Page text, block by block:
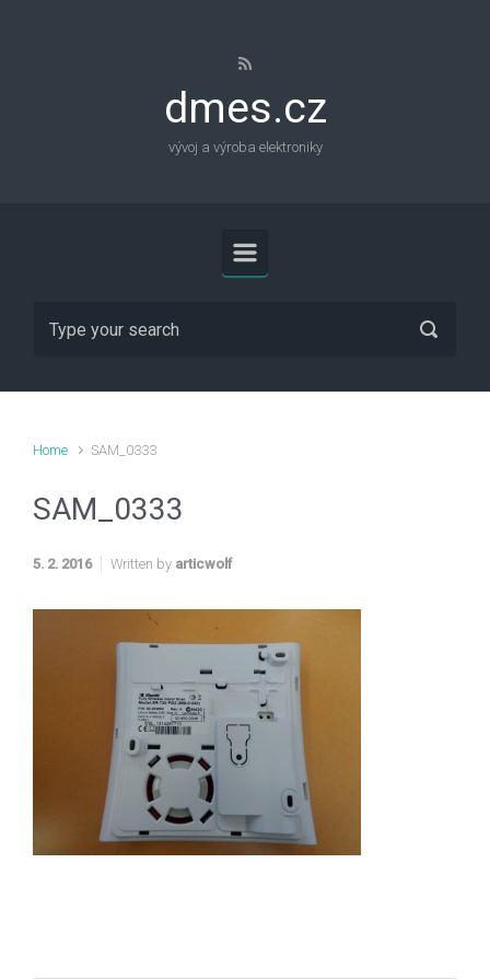
dmes.cz
vývoj a výroba elektroniky
Home SAM_0333
SAM_0333
5. 2. 2016 Written by articwolf